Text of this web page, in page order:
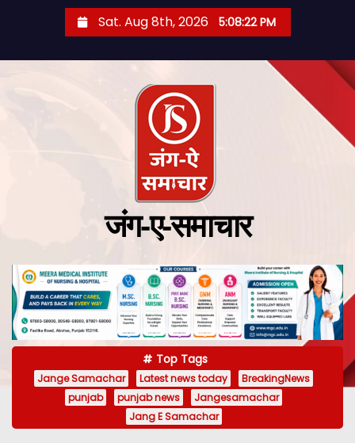
Sat. Aug 8th, 2026 5:08:23 PM
जंग-ए-समाचार
Top Tags
Jange Samachar Latest news today
BreakingNews
punjab
punjab news
Jangesamachar
Jang E Samachar